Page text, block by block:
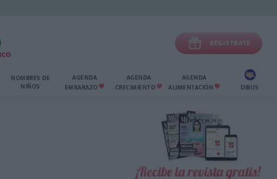
 REGÍSTRATE
NOMBRES DE
NIÑOS
AGENDA
EMBARAZO 
AGENDA
CRECIMIENTO 
AGENDA
ALIMENTACIÓN  DIBUS
¡Recibe la revista gratis!